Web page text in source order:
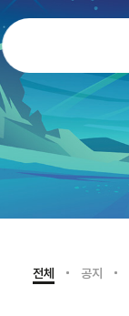
전체 공지